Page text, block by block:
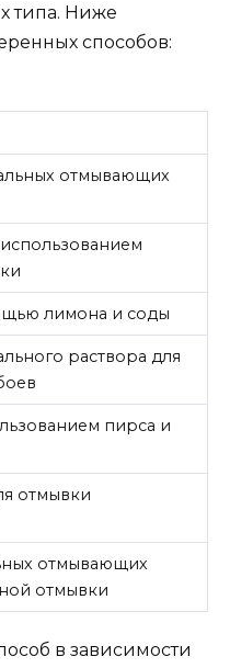
типа. Ниже
способов:
отмывающих
лимона и соды
раствора для
пирса и
отмывки
отмывающих
отмывки
в зависимости